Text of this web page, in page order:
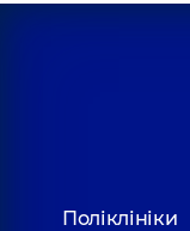
Поліклініки